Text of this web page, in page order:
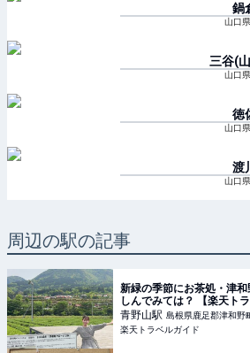
鍋
山口
三谷(
山口
徳
山口
渡川
山口
周辺の駅の記事
新緑の季節にお茶処・津
しんでみては？ 【楽天トラ
青野山駅 島根県鹿足郡津和野
楽天トラベルガイド